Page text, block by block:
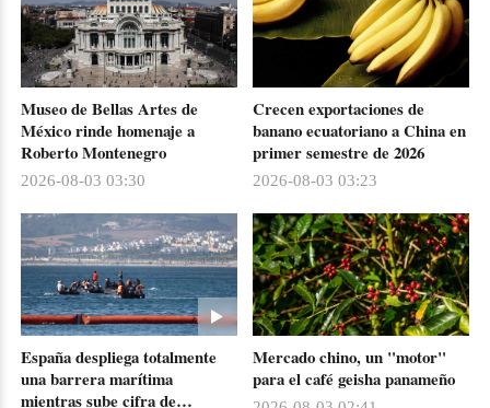
Museo de Bellas Artes de
México rinde homenaje a
Roberto Montenegro
2026-08-03 03:30
Crecen exportaciones de
banano ecuatoriano a China en
primer semestre de 2026
2026-08-03 03:23
España despliega totalmente
una barrera marítima
mientras sube cifra de
Mercado chino, un "motor"
para el café geisha panameño